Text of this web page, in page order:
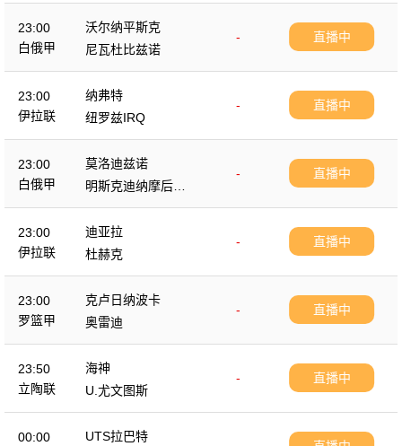
23:00
白俄甲
沃尔纳平斯克
-
尼瓦杜比兹诺
直播中
23:00
伊拉联
纳弗特
-
纽罗兹IRQ
直播中
23:00
白俄甲
莫洛迪兹诺
-
明斯克迪纳摩后备
队
直播中
23:00
伊拉联
迪亚拉
-
杜赫克
直播中
23:00
罗篮甲
克卢日纳波卡
-
奥雷迪
直播中
23:50
立陶联
海神
-
U.尤文图斯
直播中
00:00
UTS拉巴特